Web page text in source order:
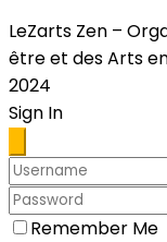
LeZarts Zen –
être et des Arts
2024
Sign In
Remember Me